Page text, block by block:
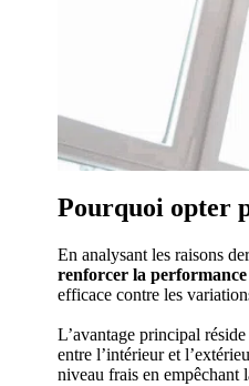
Pourquoi opter
En analysant les raisons
renforcer la
efficace contre les
L’avantage principal
entre l’intérieur et
niveau frais en empêchant